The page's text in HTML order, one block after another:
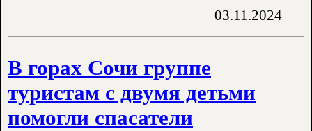
03.11.2024
В горах Сочи группе
туристам с двумя детьми
помогли спасатели